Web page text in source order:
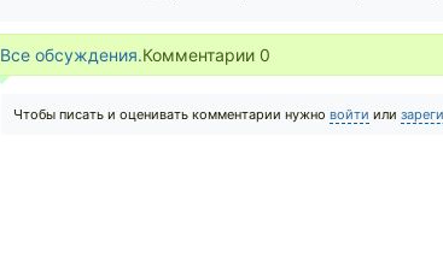
Все обсуждения.Комментарии 0
Чтобы писать и оценивать комментарии нужно войти или